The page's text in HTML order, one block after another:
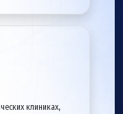
клиниках,